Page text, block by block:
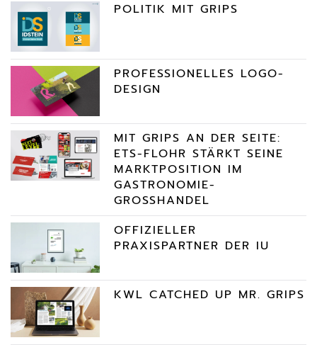
POLITIK MIT GRIPS
PROFESSIONELLES LOGO-
DESIGN
MIT GRIPS AN DER SEITE:
ETS-FLOHR STÄRKT SEINE
MARKTPOSITION IM
GASTRONOMIE-
GROSSHANDEL
OFFIZIELLER
PRAXISPARTNER DER IU
KWL CATCHED UP MR. GRIPS